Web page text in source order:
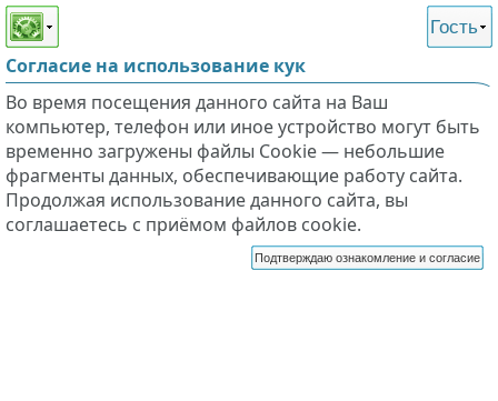
Этот сайт поддерживает
слабовидящих
Гость
Согласие на использование кук
Во время посещения данного сайта на Ваш
компьютер, телефон или иное устройство могут быть
временно загружены файлы Cookie — небольшие
фрагменты данных, обеспечивающие работу сайта.
Продолжая использование данного сайта, вы
соглашаетесь с приёмом файлов cookie.
Подтверждаю ознакомление и согласие